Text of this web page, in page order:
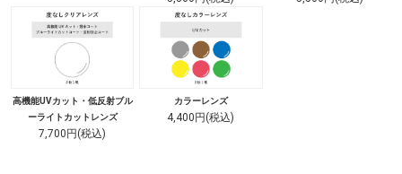
高機能UVカット・低反射ブル
ーライトカットレンズ
7,700円(税込)
カラーレンズ
4,400円(税込)